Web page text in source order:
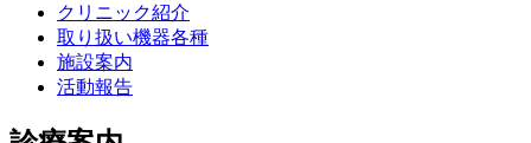
クリニック紹介
取り扱い機器各種
施設案内
活動報告